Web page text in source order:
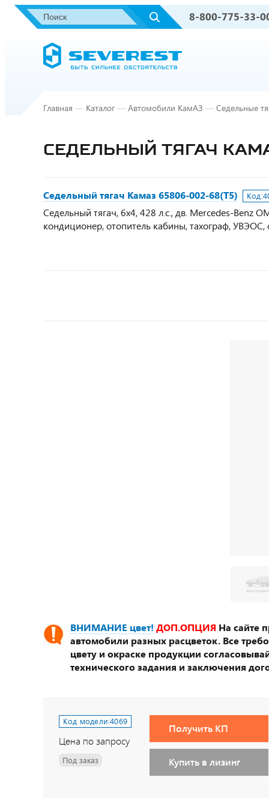
8-800-775-33-
Главная — Каталог — Автомобили КамАЗ — Седельные
СЕДЕЛЬНЫЙ ТЯГАЧ
Седельный тягач Камаз 65806-002-68(Т5) Код:
Седельный тягач, 6х4, 428 л.с., дв. Mercedes-Benz
кондиционер, отопитель кабины, тахограф, УВЭОС,
ВНИМАНИЕ цвет! ДОП.ОПЦИЯ На сайте
автомобили разных расцветок. Все
цвету и окраске продукции
технического задания и заключения
Код модели:4069
Цена по запросу
Под заказ
Получить КП
Купить в лизинг